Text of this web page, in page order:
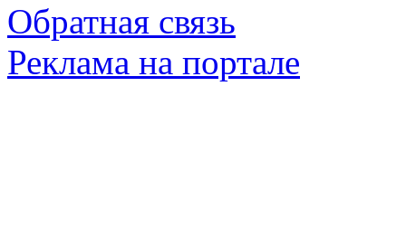
Обратная связь
Реклама на портале